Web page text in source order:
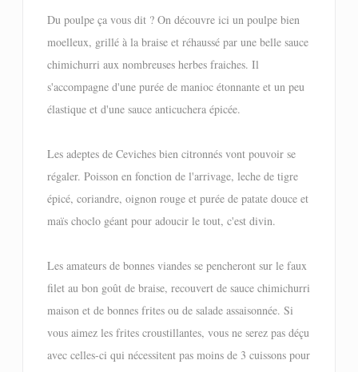
Du poulpe ça vous dit ? On découvre ici un poulpe bien
moelleux, grillé à la braise et réhaussé par une belle sauce
chimichurri aux nombreuses herbes fraiches. Il
s'accompagne d'une purée de manioc étonnante et un peu
élastique et d'une sauce anticuchera épicée.
Les adeptes de Ceviches bien citronnés vont pouvoir se
régaler. Poisson en fonction de l'arrivage, leche de tigre
épicé, coriandre, oignon rouge et purée de patate douce et
maïs choclo géant pour adoucir le tout, c'est divin.
Les amateurs de bonnes viandes se pencheront sur le faux
filet au bon goût de braise, recouvert de sauce chimichurri
maison et de bonnes frites ou de salade assaisonnée. Si
vous aimez les frites croustillantes, vous ne serez pas déçu
avec celles-ci qui nécessitent pas moins de 3 cuissons pour